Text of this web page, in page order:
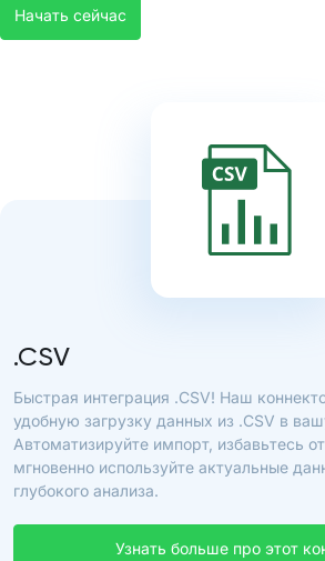
Начать сейчас
.CSV
Быстрая интеграция .CSV! Наш
удобную загрузку данных из .CSV в
Автоматизируйте импорт, избавьтесь
мгновенно используйте актуальные
глубокого анализа.
Узнать больше про этот